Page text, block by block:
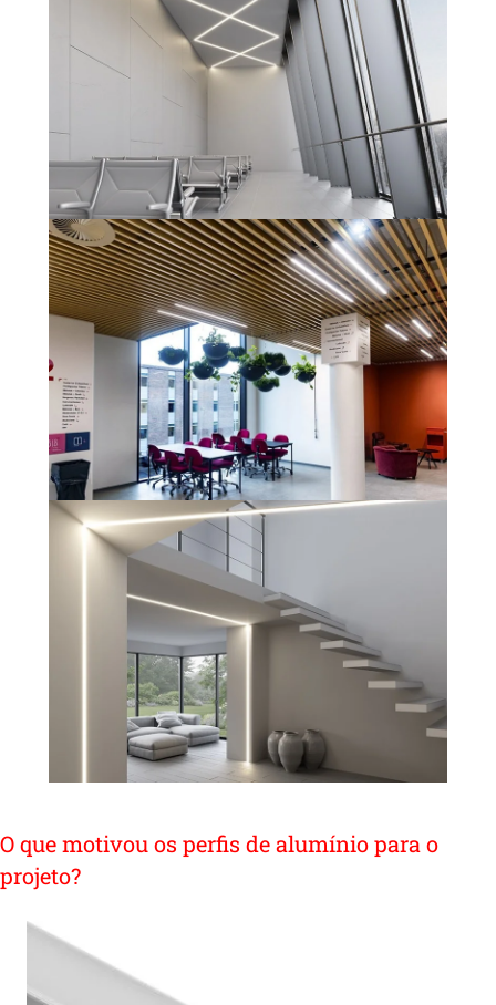
O que motivou os perfis de alumínio para o
projeto?